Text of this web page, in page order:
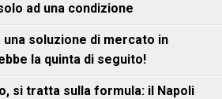
ad una condizione
una soluzione di mercato in
la quinta di seguito!
si tratta sulla formula: il Napoli